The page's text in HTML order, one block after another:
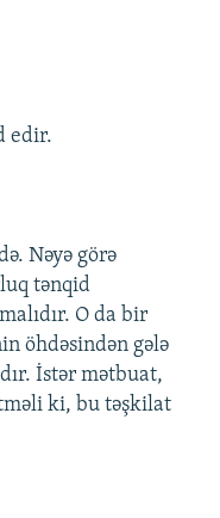
edir.
Nəyə görə
tənqid
O da bir
öhdəsindən gələ
İstər mətbuat,
ki, bu təşkilat